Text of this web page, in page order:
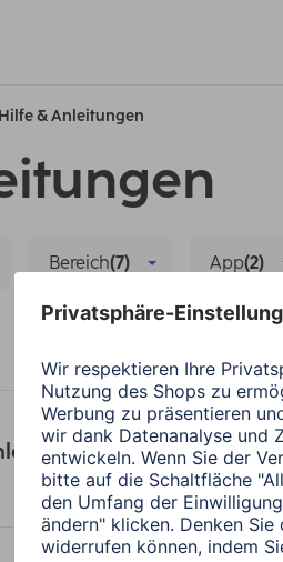
Hilfe & Anleitungen
Bereich(7) App(2)
bei Energiesparen